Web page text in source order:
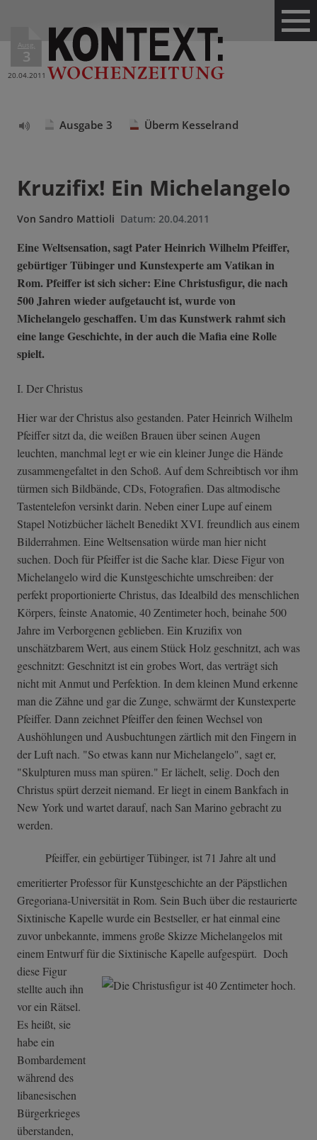
Ausg.
3
20.04.2011
Ausgabe 3 Überm Kesselrand
Kruzifix! Ein Michelangelo
Von Sandro Mattioli Datum: 20.04.2011
Eine Weltsensation, sagt Pater Heinrich Wilhelm Pfeiffer,
gebürtiger Tübinger und Kunstexperte am Vatikan in
Rom. Pfeiffer ist sich sicher: Eine Christusfigur, die nach
500 Jahren wieder aufgetaucht ist, wurde von
Michelangelo geschaffen. Um das Kunstwerk rahmt sich
eine lange Geschichte, in der auch die Mafia eine Rolle
spielt.
I. Der Christus
Hier war der Christus also gestanden. Pater Heinrich Wilhelm
Pfeiffer sitzt da, die weißen Brauen über seinen Augen
leuchten, manchmal legt er wie ein kleiner Junge die Hände
zusammengefaltet in den Schoß. Auf dem Schreibtisch vor ihm
türmen sich Bildbände, CDs, Fotografien. Das altmodische
Tastentelefon versinkt darin. Neben einer Lupe auf einem
Stapel Notizbücher lächelt Benedikt XVI. freundlich aus einem
Bilderrahmen. Eine Weltsensation würde man hier nicht
suchen. Doch für Pfeiffer ist die Sache klar. Diese Figur von
Michelangelo wird die Kunstgeschichte umschreiben: der
perfekt proportionierte Christus, das Idealbild des menschlichen
Körpers, feinste Anatomie, 40 Zentimeter hoch, beinahe 500
Jahre im Verborgenen geblieben. Ein Kruzifix von
unschätzbarem Wert, aus einem Stück Holz geschnitzt, ach was
geschnitzt: Geschnitzt ist ein grobes Wort, das verträgt sich
nicht mit Anmut und Perfektion. In dem kleinen Mund erkenne
man die Zähne und gar die Zunge, schwärmt der Kunstexperte
Pfeiffer. Dann zeichnet Pfeiffer den feinen Wechsel von
Aushöhlungen und Ausbuchtungen zärtlich mit den Fingern in
der Luft nach. "So etwas kann nur Michelangelo", sagt er,
"Skulpturen muss man spüren." Er lächelt, selig. Doch den
Christus spürt derzeit niemand. Er liegt in einem Bankfach in
New York und wartet darauf, nach San Marino gebracht zu
werden.
Pfeiffer, ein gebürtiger Tübinger, ist 71 Jahre alt und
emeritierter Professor für Kunstgeschichte an der Päpstlichen
Gregoriana-Universität in Rom. Sein Buch über die restaurierte
Sixtinische Kapelle wurde ein Bestseller, er hat einmal eine
zuvor unbekannte, immens große Skizze Michelangelos mit
einem Entwurf für die Sixtinische Kapelle aufgespürt. Doch
diese Figur
stellte auch ihn
vor ein Rätsel.
Es heißt, sie
habe ein
Bombardement
während des
libanesischen
Bürgerkrieges
überstanden,